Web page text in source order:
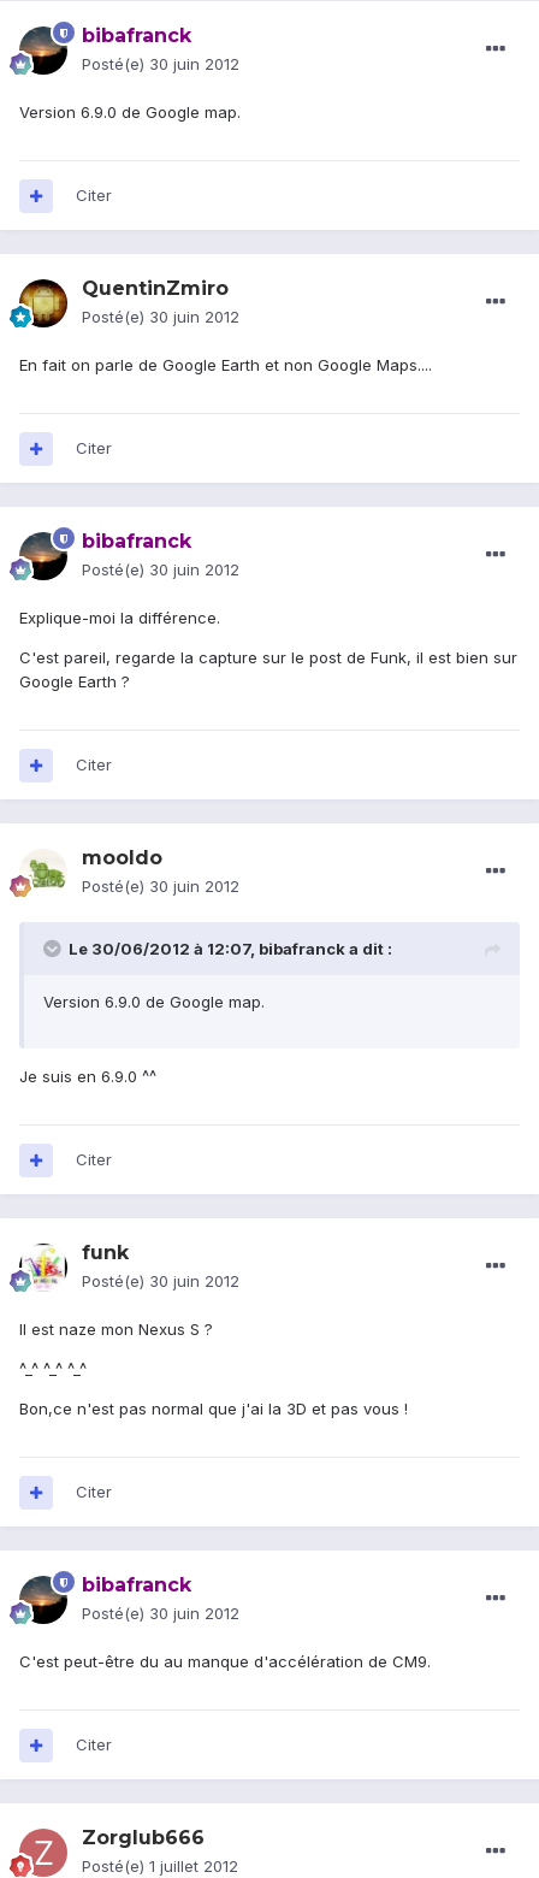
bibafranck
Posté(e) 30 juin 2012
Version 6.9.0 de Google map.
Citer
QuentinZmiro
Posté(e) 30 juin 2012
En fait on parle de Google Earth et non Google Maps....
Citer
bibafranck
Posté(e) 30 juin 2012
Explique-moi la différence.
C'est pareil, regarde la capture sur le post de Funk, il est bien sur
Google Earth ?
Citer
mooldo
Posté(e) 30 juin 2012
Le 30/06/2012 à 12:07, bibafranck a dit :
Version 6.9.0 de Google map.
Je suis en 6.9.0 ^^
Citer
funk
Posté(e) 30 juin 2012
Il est naze mon Nexus S ?
^_^ ^_^ ^_^
Bon,ce n'est pas normal que j'ai la 3D et pas vous !
Citer
bibafranck
Posté(e) 30 juin 2012
C'est peut-être du au manque d'accélération de CM9.
Citer
Zorglub666
Posté(e) 1 juillet 2012